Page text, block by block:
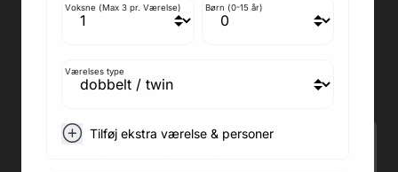
Voksne (Max 3 pr. Værelse) Børn (0-15 år)
Værelses type
Tilføj ekstra værelse & personer
2860 Søborg
Medlem af rejsegarantifonden: 3350
2860 Søborg
CVR: 41967218